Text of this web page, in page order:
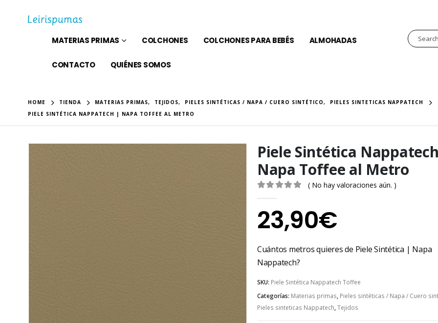
MATERIAS PRIMAS COLCHONES COLCHONES PARA BEBÉS ALMOHADAS
CONTACTO QUIÉNES SOMOS
HOME TIENDA MATERIAS PRIMAS, TEJIDOS, PIELES SINTÉTICAS / NAPA / CUERO SINTÉTICO,
PIELES SINTETICAS NAPPATECH
PIELE SINTÉTICA NAPPATECH | NAPA TOFFEE AL METRO
Piele Sintética
Napa Toffee al Metro
( No hay valoraciones aún. )
23,90€
Cuántos metros quieres de Piele Sintética | Napa
Nappatech?
SKU: Piele Sintética Nappatech Toffee
Categorías: Materias primas, Pieles sintéticas / Napa / Cuero
Pieles sinteticas Nappatech,Tejidos